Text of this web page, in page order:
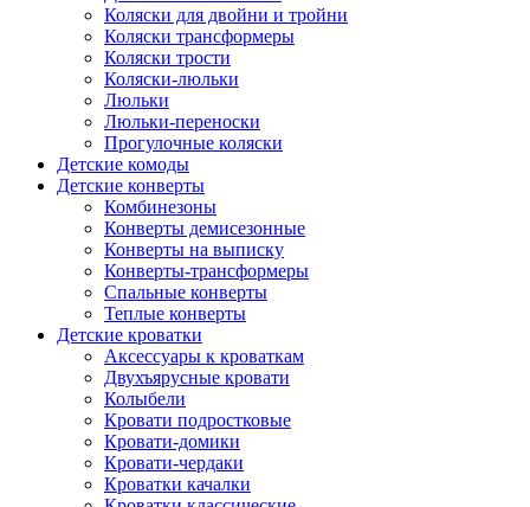
Коляски для двойни и тройни
Коляски трансформеры
Коляски трости
Коляски-люльки
Люльки
Люльки-переноски
Прогулочные коляски
Детские комоды
Детские конверты
Комбинезоны
Конверты демисезонные
Конверты на выписку
Конверты-трансформеры
Спальные конверты
Теплые конверты
Детские кроватки
Аксессуары к кроваткам
Двухъярусные кровати
Колыбели
Кровати подростковые
Кровати-домики
Кровати-чердаки
Кроватки качалки